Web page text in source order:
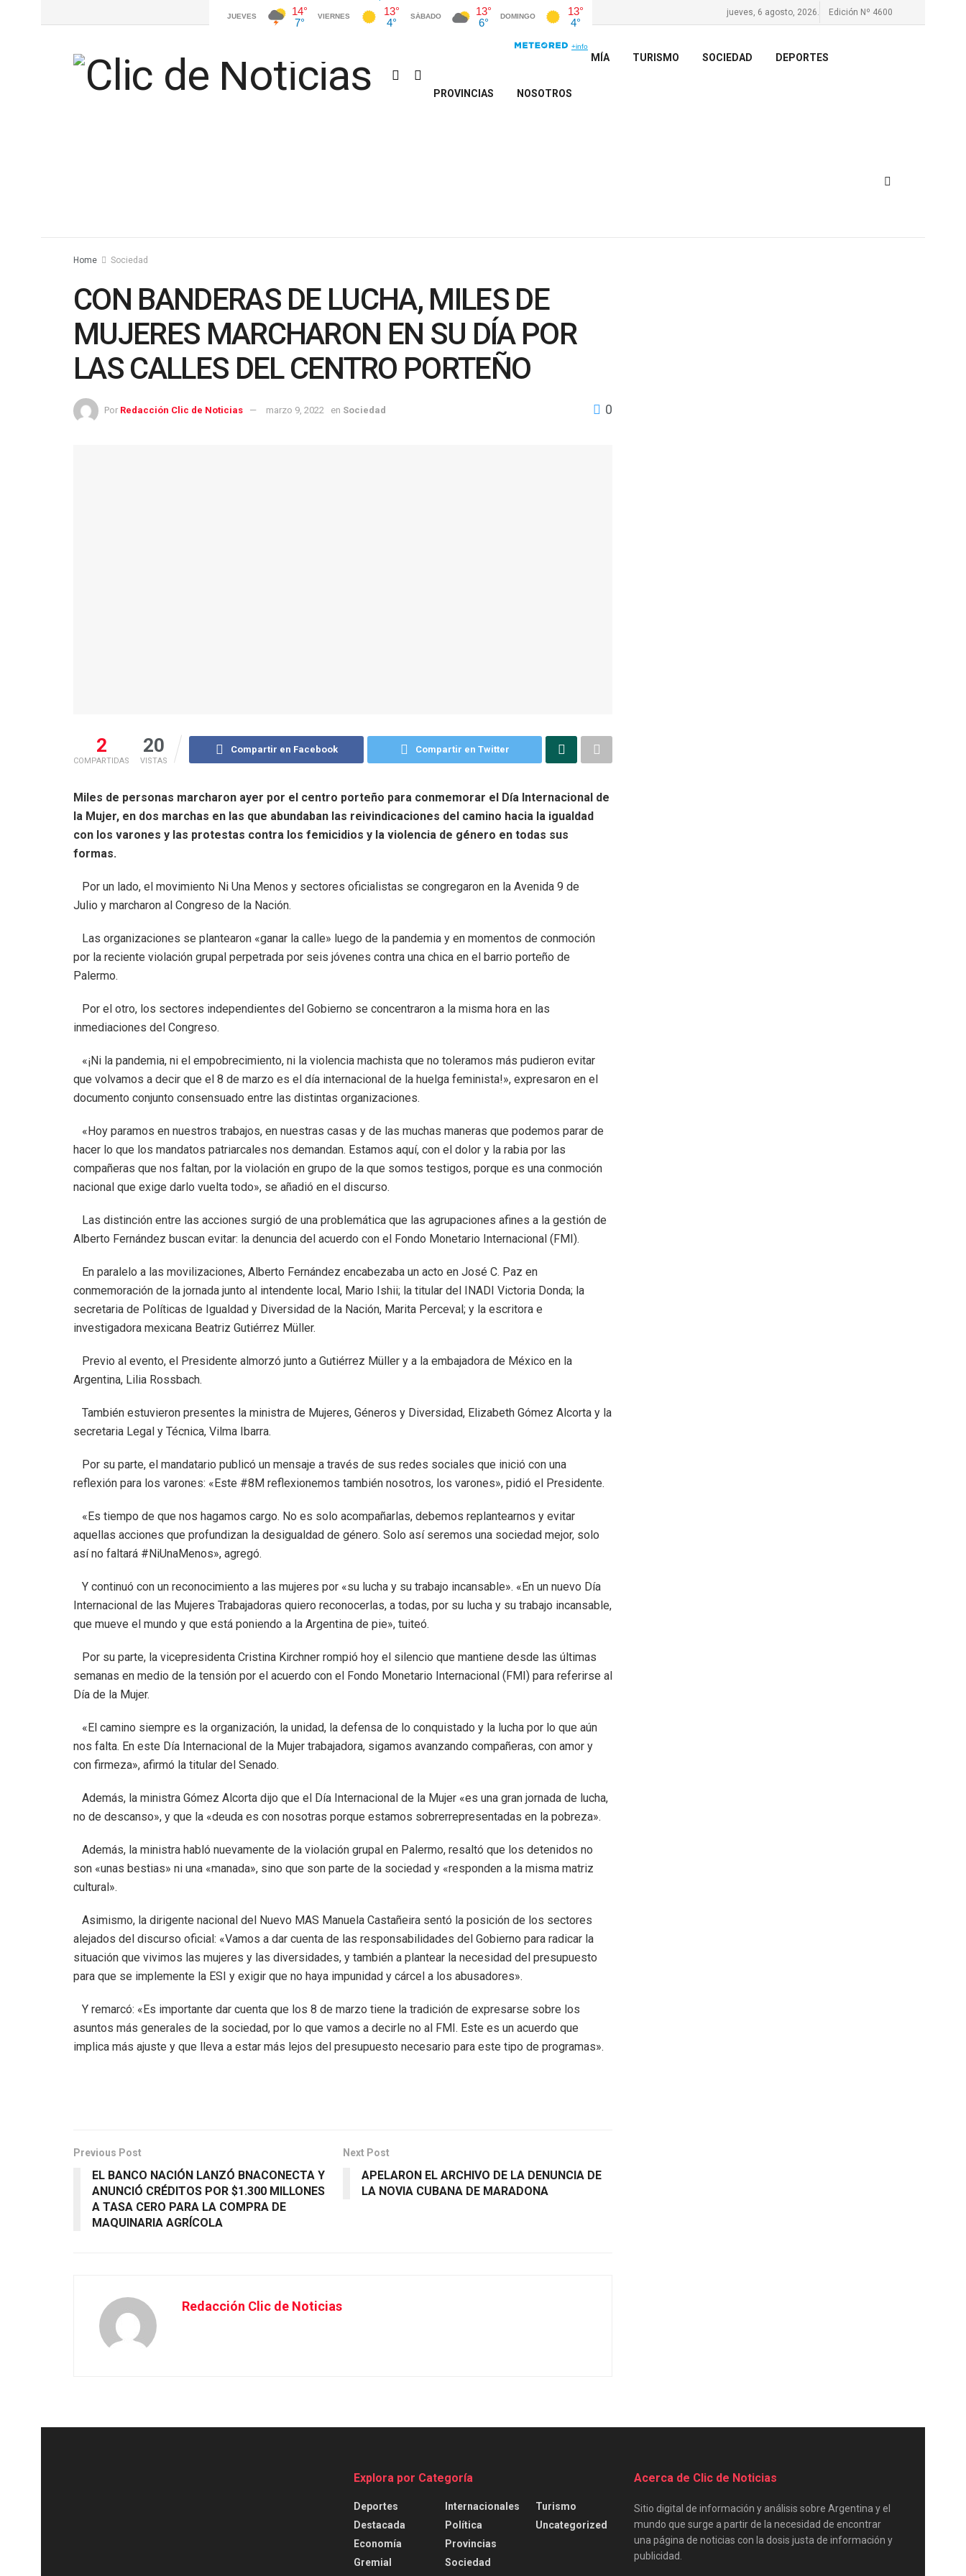
jueves, 6 agosto, 2026. Edición Nº 4600
ECONOMÍA TURISMO SOCIEDAD DEPORTES
PROVINCIAS NOSOTROS
Home Sociedad
CON BANDERAS DE LUCHA, MILES DE
MUJERES MARCHARON EN SU DÍA POR
LAS CALLES DEL CENTRO PORTEÑO
Por Redacción Clic de Noticias marzo 9, 2022 en Sociedad 0
2
COMPARTIDAS
20
VISTAS
Compartir en Facebook Compartir en Twitter
Miles de personas marcharon ayer por el centro porteño para conmemorar el Día Internacional de
la Mujer, en dos marchas en las que abundaban las reivindicaciones del camino hacia la igualdad
con los varones y las protestas contra los femicidios y la violencia de género en todas sus
formas.
Por un lado, el movimiento Ni Una Menos y sectores oficialistas se congregaron en la Avenida 9 de
Julio y marcharon al Congreso de la Nación.
Las organizaciones se plantearon «ganar la calle» luego de la pandemia y en momentos de conmoción
por la reciente violación grupal perpetrada por seis jóvenes contra una chica en el barrio porteño de
Palermo.
Por el otro, los sectores independientes del Gobierno se concentraron a la misma hora en las
inmediaciones del Congreso.
«¡Ni la pandemia, ni el empobrecimiento, ni la violencia machista que no toleramos más pudieron evitar
que volvamos a decir que el 8 de marzo es el día internacional de la huelga feminista!», expresaron en el
documento conjunto consensuado entre las distintas organizaciones.
«Hoy paramos en nuestros trabajos, en nuestras casas y de las muchas maneras que podemos parar de
hacer lo que los mandatos patriarcales nos demandan. Estamos aquí, con el dolor y la rabia por las
compañeras que nos faltan, por la violación en grupo de la que somos testigos, porque es una conmoción
nacional que exige darlo vuelta todo», se añadió en el discurso.
Las distinción entre las acciones surgió de una problemática que las agrupaciones afines a la gestión de
Alberto Fernández buscan evitar: la denuncia del acuerdo con el Fondo Monetario Internacional (FMI).
En paralelo a las movilizaciones, Alberto Fernández encabezaba un acto en José C. Paz en
conmemoración de la jornada junto al intendente local, Mario Ishii; la titular del INADI Victoria Donda; la
secretaria de Políticas de Igualdad y Diversidad de la Nación, Marita Perceval; y la escritora e
investigadora mexicana Beatriz Gutiérrez Müller.
Previo al evento, el Presidente almorzó junto a Gutiérrez Müller y a la embajadora de México en la
Argentina, Lilia Rossbach.
También estuvieron presentes la ministra de Mujeres, Géneros y Diversidad, Elizabeth Gómez Alcorta y la
secretaria Legal y Técnica, Vilma Ibarra.
Por su parte, el mandatario publicó un mensaje a través de sus redes sociales que inició con una
reflexión para los varones: «Este #8M reflexionemos también nosotros, los varones», pidió el Presidente.
«Es tiempo de que nos hagamos cargo. No es solo acompañarlas, debemos replantearnos y evitar
aquellas acciones que profundizan la desigualdad de género. Solo así seremos una sociedad mejor, solo
así no faltará #NiUnaMenos», agregó.
Y continuó con un reconocimiento a las mujeres por «su lucha y su trabajo incansable». «En un nuevo Día
Internacional de las Mujeres Trabajadoras quiero reconocerlas, a todas, por su lucha y su trabajo incansable,
que mueve el mundo y que está poniendo a la Argentina de pie», tuiteó.
Por su parte, la vicepresidenta Cristina Kirchner rompió hoy el silencio que mantiene desde las últimas
semanas en medio de la tensión por el acuerdo con el Fondo Monetario Internacional (FMI) para referirse al
Día de la Mujer.
«El camino siempre es la organización, la unidad, la defensa de lo conquistado y la lucha por lo que aún
nos falta. En este Día Internacional de la Mujer trabajadora, sigamos avanzando compañeras, con amor y
con firmeza», afirmó la titular del Senado.
Además, la ministra Gómez Alcorta dijo que el Día Internacional de la Mujer «es una gran jornada de lucha,
no de descanso», y que la «deuda es con nosotras porque estamos sobrerrepresentadas en la pobreza».
Además, la ministra habló nuevamente de la violación grupal en Palermo, resaltó que los detenidos no
son «unas bestias» ni una «manada», sino que son parte de la sociedad y «responden a la misma matriz
cultural».
Asimismo, la dirigente nacional del Nuevo MAS Manuela Castañeira sentó la posición de los sectores
alejados del discurso oficial: «Vamos a dar cuenta de las responsabilidades del Gobierno para radicar la
situación que vivimos las mujeres y las diversidades, y también a plantear la necesidad del presupuesto
para que se implemente la ESI y exigir que no haya impunidad y cárcel a los abusadores».
Y remarcó: «Es importante dar cuenta que los 8 de marzo tiene la tradición de expresarse sobre los
asuntos más generales de la sociedad, por lo que vamos a decirle no al FMI. Este es un acuerdo que
implica más ajuste y que lleva a estar más lejos del presupuesto necesario para este tipo de programas».
Previous Post
EL BANCO NACIÓN LANZÓ BNACONECTA Y
ANUNCIÓ CRÉDITOS POR $1.300 MILLONES
A TASA CERO PARA LA COMPRA DE
MAQUINARIA AGRÍCOLA
Next Post
APELARON EL ARCHIVO DE LA DENUNCIA DE
LA NOVIA CUBANA DE MARADONA
Redacción Clic de Noticias
Explora por Categoría
Deportes
Destacada
Economía
Gremial
Internacionales
Política
Provincias
Sociedad
Turismo
Uncategorized
Acerca de Clic de Noticias
Sitio digital de información y análisis sobre Argentina y el
mundo que surge a partir de la necesidad de encontrar
una página de noticias con la dosis justa de información y
publicidad.